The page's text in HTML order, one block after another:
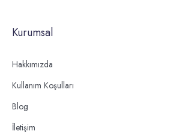
Kurumsal
Hakkımızda
Kullanım Koşulları
Blog
İletişim